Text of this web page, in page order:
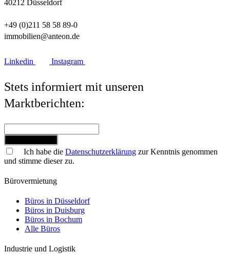
40212 Düsseldorf
+49 (0)211 58 58 89-0
immobilien@anteon.de
Linkedin Instagram
Stets informiert mit unseren
Marktberichten:
Ich habe die Datenschutzerklärung zur Kenntnis genommen
und stimme dieser zu.
Bürovermietung
Büros in Düsseldorf
Büros in Duisburg
Büros in Bochum
Alle Büros
Industrie und Logistik